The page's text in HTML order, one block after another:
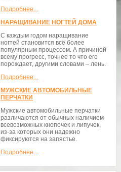
Подробнее...
НАРАЩИВАНИЕ НОГТЕЙ ДОМА
С каждым годом наращивание
ногтей становится всё более
популярным процессом. А причиной
всему прогресс, точнее то что его
порождает, другими словами – лень.
Подробнее...
МУЖСКИЕ АВТОМОБИЛЬНЫЕ
ПЕРЧАТКИ
Мужские автомобильные перчатки
различаются от обычных наличием
всевозможных кнопочек и липучек,
из-за которых они надежно
фиксируются на запястье.
Подробнее...